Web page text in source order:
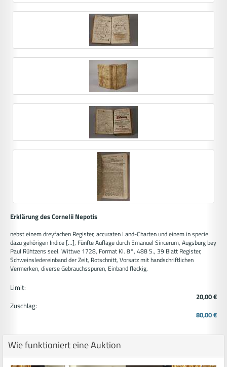
Erklärung des Cornelii Nepotis
nebst einem dreyfachen Register, accuraten Land-Charten und einem in specie
dazu gehörigen Indice [...], Fünfte Auflage durch Emanuel Sincerum, Augsburg bey
Paul Rühtzens seel. Wittwe 1728, Format Kl. 8°, 488 S., 39 Blatt Register,
Schweinsledereinband der Zeit, Rotschnitt, Vorsatz mit handschriftlichen
Vermerken, diverse Gebrauchsspuren, Einband fleckig.
Limit:
20,00 €
Zuschlag:
80,00 €
Wie funktioniert eine Auktion